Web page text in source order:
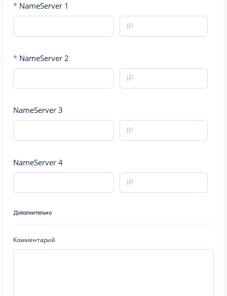
* NameServer 1
* NameServer 2
NameServer 3
NameServer 4
Дополнительно
Комментарий